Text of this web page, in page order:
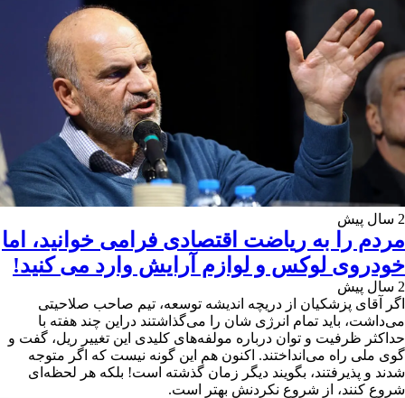
2 سال پیش
مردم را به ریاضت اقتصادی فرامی خوانید، اما
خودروی لوکس و لوازم آرایش وارد می کنید!
2 سال پیش
اگر آقای پزشکیان از دریچه اندیشه توسعه، تیم صاحب صلاحیتی
می‌داشت، باید تمام انرژی شان را می‌گذاشتند دراین چند هفته با
حداکثر ظرفیت و توان درباره مولفه‌های کلیدی این تغییر ریل، گفت و
گوی ملی راه می‌انداختند. اکنون هم این گونه نیست که اگر متوجه
شدند و پذیرفتند، بگویند دیگر زمان گذشته است! بلکه هر لحظه‌ای
شروع کنند، از شروع نکردنش بهتر است.